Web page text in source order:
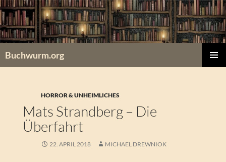
Zum
Inhalt
springen
Buchwurm.org
HORROR & UNHEIMLICHES
Mats Strandberg – Die
Überfahrt
22. APRIL 2018 MICHAEL DREWNIOK